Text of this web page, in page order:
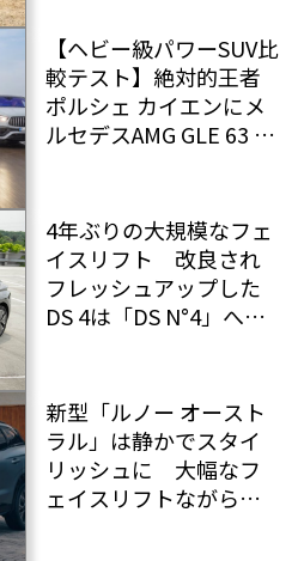
【ヘビー級パワーSUV比
較テスト】絶対的王者
ポルシェ カイエンにメ
ルセデスAMG GLE 63 S
4年ぶりの大規模なフェ
イスリフト 改良され
フレッシュアップした
DS 4は「DS N°4」へ改
新型「ルノー オースト
ラル」は静かでスタイ
リッシュに 大幅なフ
ェイスリフトながら価